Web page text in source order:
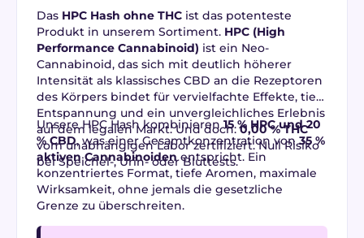
Das HPC Hash ohne THC ist das potenteste
Produkt in unserem Sortiment. HPC (High
Performance Cannabinoid) ist ein Neo-
Cannabinoid, das sich mit deutlich höherer
Intensität als klassisches CBD an die Rezeptoren
des Körpers bindet für vervielfachte Effekte, tiefe
Entspannung und ein unvergleichliches Erlebnis
auf dem legalen Markt. Und doch:0,00 % THC
vom unabhängigen Labor zertifiziert. Null Risiko
bei Speichel-, Urin- oder Bluttests.
Unsere HPC Hash kombinieren15 % HPC und 20
% CBD, was einer Gesamtkonzentration von35 %
aktiven Cannabinoidenentspricht. Ein
konzentriertes Format, tiefe Aromen, maximale
Wirksamkeit, ohne jemals die gesetzliche
Grenze zu überschreiten.